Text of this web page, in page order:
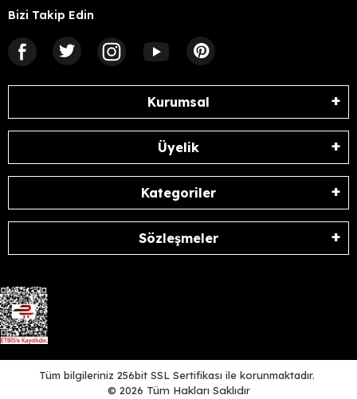
Bizi Takip Edin
Kurumsal
Üyelik
Kategoriler
Sözleşmeler
Tüm bilgileriniz 256bit SSL Sertifikası ile korunmaktadır.
© 2026 Tüm Hakları Saklıdır